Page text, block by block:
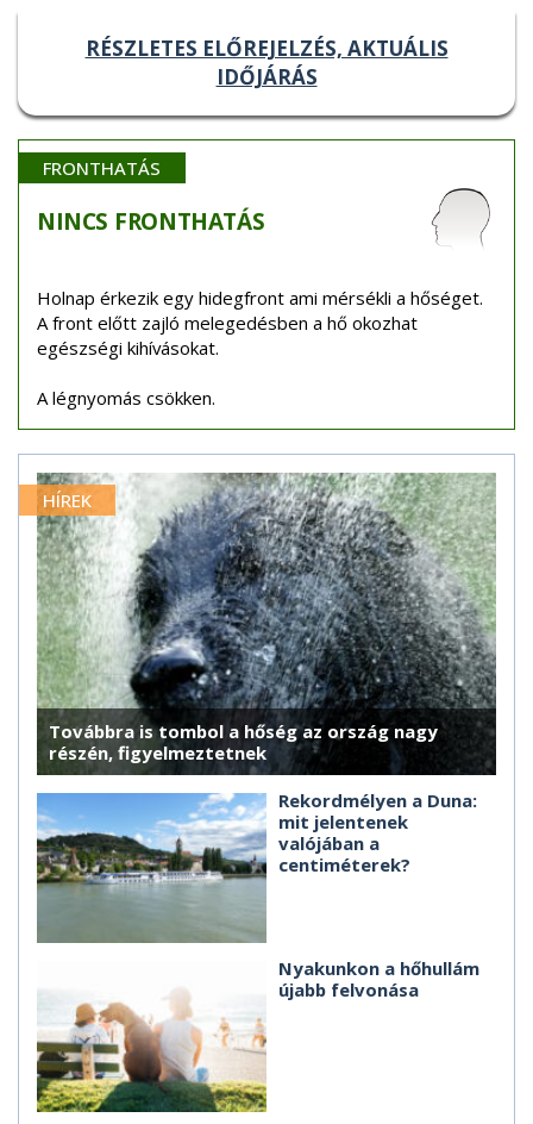
RÉSZLETES ELŐREJELZÉS, AKTUÁLIS
IDŐJÁRÁS
FRONTHATÁS
NINCS FRONTHATÁS
Holnap érkezik egy hidegfront ami mérsékli a hőséget.
A front előtt zajló melegedésben a hő okozhat
egészségi kihívásokat.
A légnyomás csökken.
HÍREK
Továbbra is tombol a hőség az ország nagy
részén, figyelmeztetnek
Rekordmélyen a Duna:
mit jelentenek
valójában a
centiméterek?
Nyakunkon a hőhullám
újabb felvonása